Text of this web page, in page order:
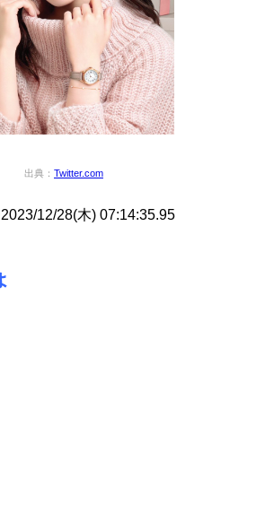
出典： Twitter.com
2023/12/28(木) 07:14:35.95